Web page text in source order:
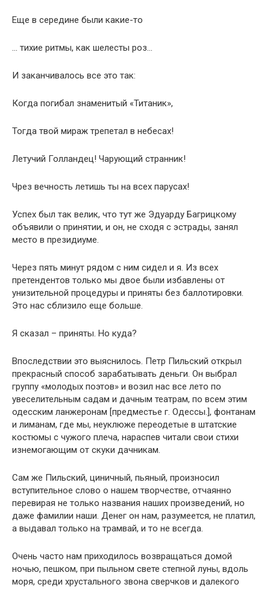
Еще в середине были какие-то
… тихие ритмы, как шелесты роз…
И заканчивалось все это так:
Когда погибал знаменитый «Титаник»,
Тогда твой мираж трепетал в небесах!
Летучий Голландец! Чарующий странник!
Чрез вечность летишь ты на всех парусах!
Успех был так велик, что тут же Эдуарду Багрицкому
объявили о принятии, и он, не сходя с эстрады, занял
место в президиуме.
Через пять минут рядом с ним сидел и я. Из всех
претендентов только мы двое были избавлены от
унизительной процедуры и приняты без баллотировки.
Это нас сблизило еще больше.
Я сказал – приняты. Но куда?
Впоследствии это выяснилось. Петр Пильский открыл
прекрасный способ зарабатывать деньги. Он выбрал
группу «молодых поэтов» и возил нас все лето по
увеселительным садам и дачным театрам, по всем этим
одесским ланжеронам [предместье г. Одессы.], фонтанам
и лиманам, где мы, неуклюже переодетые в штатские
костюмы с чужого плеча, нараспев читали свои стихи
изнемогающим от скуки дачникам.
Сам же Пильский, циничный, пьяный, произносил
вступительное слово о нашем творчестве, отчаянно
перевирая не только названия наших произведений, но
даже фамилии наши. Денег он нам, разумеется, не платил,
а выдавал только на трамвай, и то не всегда.
Очень часто нам приходилось возвращаться домой
ночью, пешком, при пыльном свете степной луны, вдоль
моря, среди хрустального звона сверчков и далекого